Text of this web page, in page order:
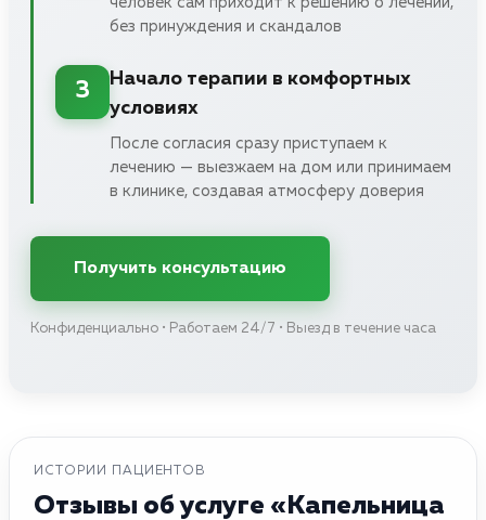
без принуждения и скандалов
3
Начало терапии в комфортных
условиях
После согласия сразу приступаем к
лечению — выезжаем на дом или принимаем
в клинике, создавая атмосферу доверия
Получить консультацию
Конфиденциально • Работаем 24/7 • Выезд в течение часа
ИСТОРИИ ПАЦИЕНТОВ
Отзывы об услуге «Капельница